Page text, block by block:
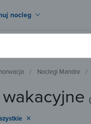
nocleg
Noclegi Mandre
(